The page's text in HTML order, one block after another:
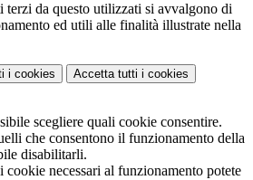
terzi da questo utilizzati si avvalgono di
ed utili alle finalità illustrate nella
i cookies Accetta tutti i cookies
scegliere quali cookie consentire.
che consentono il funzionamento della
disabilitarli.
cookie necessari al funzionamento potete